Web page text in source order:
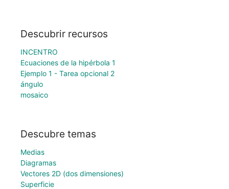
Descubrir recursos
INCENTRO
Ecuaciones de la hipérbola 1
Ejemplo 1 - Tarea opcional 2
ángulo
mosaico
Descubre temas
Medias
Diagramas
Vectores 2D (dos dimensiones)
Superficie